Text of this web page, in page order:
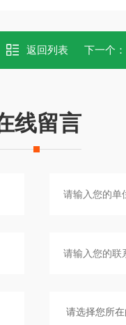
返回列表 下一个：
线留言